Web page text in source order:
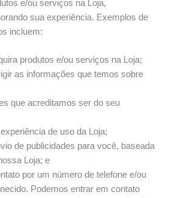
e/ou serviços na Loja,
sua experiência. Exemplos de
incluem:
produtos e/ou serviços na Loja;
as informações que temos sobre
que acreditamos ser do seu
de uso da Loja;
de publicidades para você, baseada
Loja; e
por um número de telefone e/ou
Podemos entrar em contato